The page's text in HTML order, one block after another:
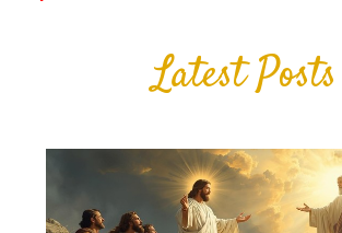
Latest Posts